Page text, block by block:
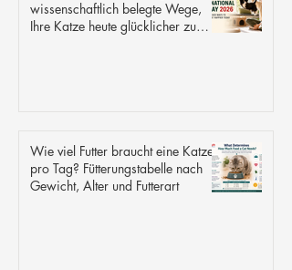
wissenschaftlich belegte Wege,
Ihre Katze heute glücklicher zu
Wie viel Futter braucht eine Katze
pro Tag? Fütterungstabelle nach
Gewicht, Alter und Futterart